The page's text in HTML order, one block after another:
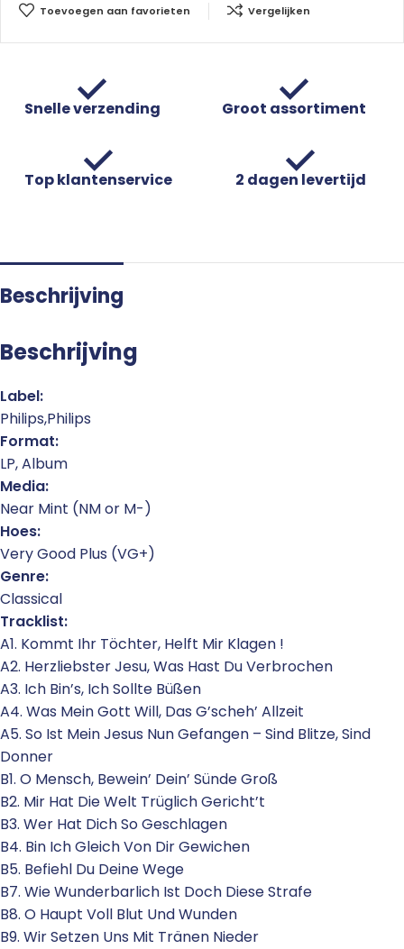
Toevoegen aan favorieten Vergelijken
Snelle verzending Groot assortiment
Top klantenservice 2 dagen levertijd
Beschrijving
Beschrijving
Label:
Philips,Philips
Format:
LP, Album
Media:
Near Mint (NM or M-)
Hoes:
Very Good Plus (VG+)
Genre:
Classical
Tracklist:
A1. Kommt Ihr Töchter, Helft Mir Klagen !
A2. Herzliebster Jesu, Was Hast Du Verbrochen
A3. Ich Bin’s, Ich Sollte Büßen
A4. Was Mein Gott Will, Das G’scheh’ Allzeit
A5. So Ist Mein Jesus Nun Gefangen – Sind Blitze, Sind
Donner
B1. O Mensch, Bewein’ Dein’ Sünde Groß
B2. Mir Hat Die Welt Trüglich Gericht’t
B3. Wer Hat Dich So Geschlagen
B4. Bin Ich Gleich Von Dir Gewichen
B5. Befiehl Du Deine Wege
B7. Wie Wunderbarlich Ist Doch Diese Strafe
B8. O Haupt Voll Blut Und Wunden
B9. Wir Setzen Uns Mit Tränen Nieder